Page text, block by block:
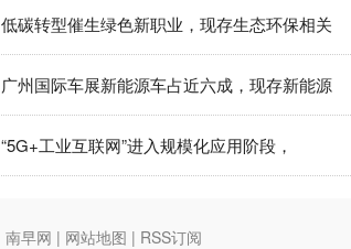
低碳转型催生绿色新职业，现存生态环保相关
广州国际车展新能源车占近六成，现存新能源
“5G+工业互联网”进入规模化应用阶段，
南早网 | 网站地图 | RSS订阅